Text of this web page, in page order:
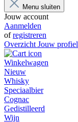
Menu sluiten
Jouw account
Aanmelden
ofregistreren
Overzicht Jouw profiel
Winkelwagen
Nieuw
Whisky
Speciaalbier
Cognac
Gedistilleerd
Wijn